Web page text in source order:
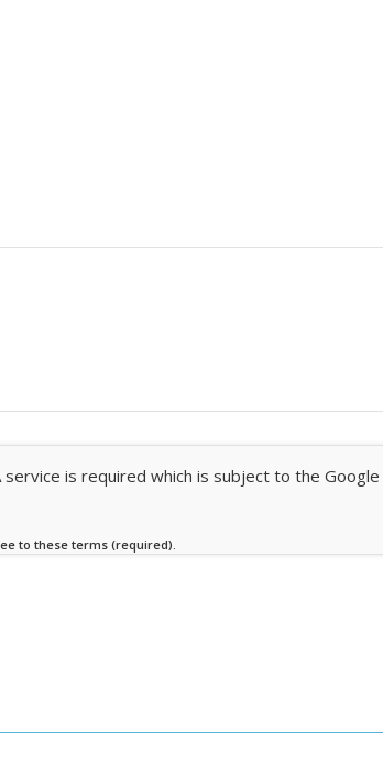
is required which is subject to the Google
to these terms (required).